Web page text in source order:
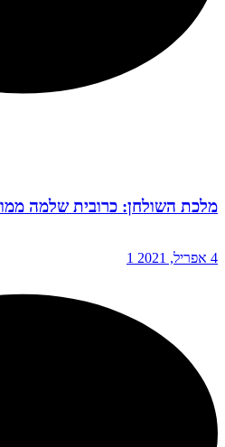
מלכת השולחן: כרובית שלמה
4 אפריל, 2021 1